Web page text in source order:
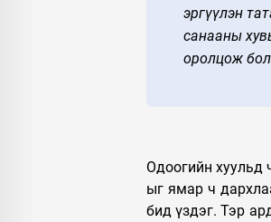
эргүүлэн
санааны
оролцож
Одоогийн хуульд
ыг ямар ч
бид үздэг. Тэр